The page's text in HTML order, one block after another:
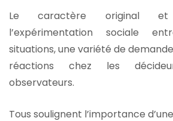
Le caractère original
l’expérimentation sociale
situations, une variété de
réactions chez les
observateurs.
Tous soulignent l’importance